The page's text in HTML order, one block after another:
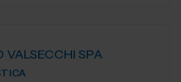
VALSECCHI SPA